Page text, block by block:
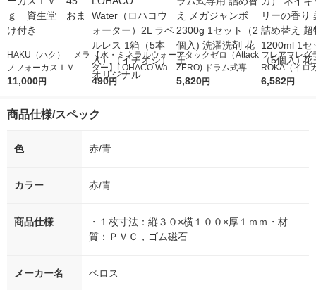
HAKU（ハク） メラ
ノフォーカスＩＶ 4
5ｇ 資生堂 おまけ
11,000円
【水・ミネラルウォー
ター】LOHACO Wate
r（ロハコウォータ
シ） オリジナル
490円
アタックゼロ（Attack
ZERO) ドラム式専用
詰め替え メガジャン
5,820円
フレアフレグ
ROKA（イロ
イキッドリリ
6,582円
商品仕様/スペック
色 赤/青
カラー 赤/青
商品仕様
・１枚寸法：縦３０×横１００×厚１ｍｍ・材
質：ＰＶＣ，ゴム磁石
メーカー名 ベロス